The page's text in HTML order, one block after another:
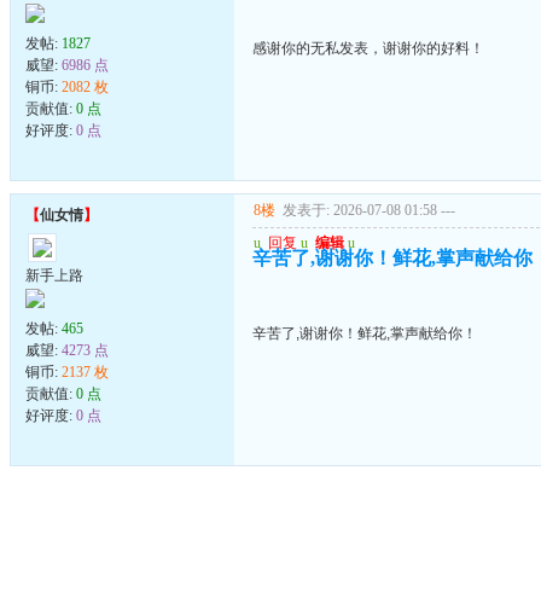
发帖: 1827
威望: 6986 点
铜币: 2082 枚
贡献值: 0 点
好评度: 0 点
感谢你的无私发表，谢谢你的好料！
【仙女情】
新手上路
发帖: 465
威望: 4273 点
铜币: 2137 枚
贡献值: 0 点
好评度: 0 点
8楼 发表于: 2026-07-08 01:58 ---
u 回复 u 编辑 u
辛苦了,谢谢你！鲜花,掌声献给你
辛苦了,谢谢你！鲜花,掌声献给你！